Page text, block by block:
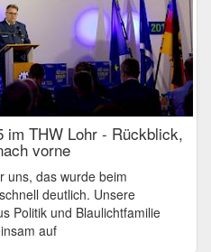
im THW Lohr - Rückblick,
vorne
uns, das wurde beim
deutlich. Unsere
Politik und Blaulichtfamilie
auf